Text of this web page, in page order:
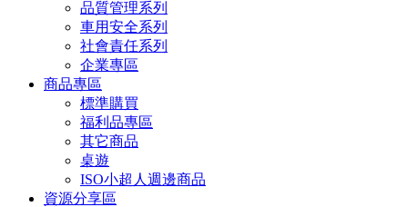
品質管理系列
車用安全系列
社會責任系列
企業專區
商品專區
標準購買
福利品專區
其它商品
桌遊
ISO小超人週邊商品
資源分享區